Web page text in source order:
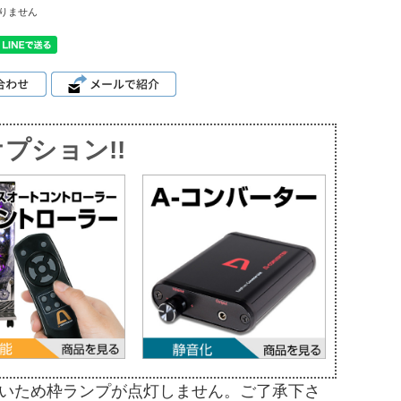
ません
ション!!
ため枠ランプが点灯しません。ご了承下さ